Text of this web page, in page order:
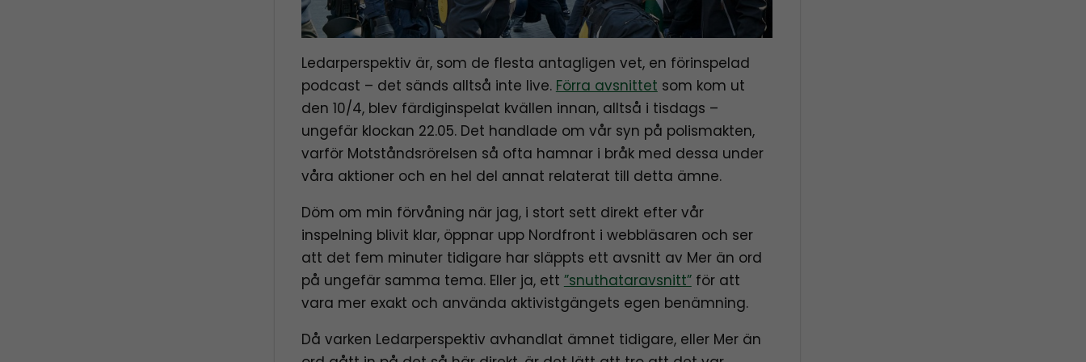
Ledarperspektiv är, som de flesta antagligen vet, en förinspelad
podcast – det sänds alltså inte live. Förra avsnittet som kom ut
den 10/4, blev färdiginspelat kvällen innan, alltså i tisdags –
ungefär klockan 22.05. Det handlade om vår syn på polismakten,
varför Motståndsrörelsen så ofta hamnar i bråk med dessa under
våra aktioner och en hel del annat relaterat till detta ämne.
Döm om min förvåning när jag, i stort sett direkt efter vår
inspelning blivit klar, öppnar upp Nordfront i webbläsaren och ser
att det fem minuter tidigare har släppts ett avsnitt av Mer än ord
på ungefär samma tema. Eller ja, ett ”snuthataravsnitt”för att
vara mer exakt och använda aktivistgängets egen benämning.
Då varken Ledarperspektiv avhandlat ämnet tidigare, eller Mer än